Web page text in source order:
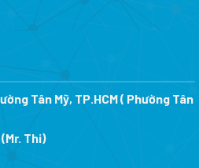
Tân Mỹ, TP.HCM ( Phường Tân
(Mr. Thi)